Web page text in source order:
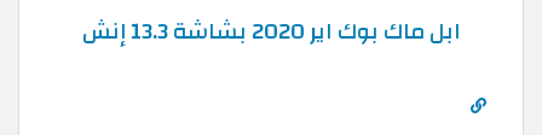
ابل ماك بوك اير 2020 بشاشة 13.3 إنش